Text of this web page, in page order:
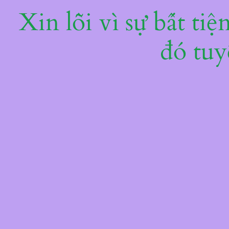
Xin lỗi vì sự bất
đó